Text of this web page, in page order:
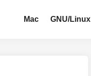
Mac GNU/Linux